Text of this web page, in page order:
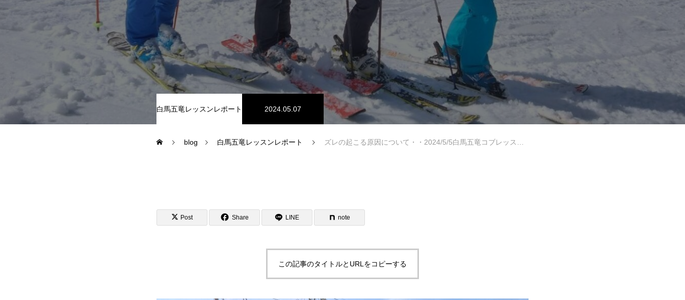
尾瀬岩鞍 鷲ヶ岳＆高鷲スノーパーク 宮城山形 岩手高原
レッスンテーマから選ぶ Lesson Theme
白馬五竜レッスンレポート 2024.05.07
blog 白馬五竜レッスンレポート ズレの起こる原因について・・2024/5/5白馬五竜コブレッスンレポート
Post Share LINE note
この記事のタイトルとURLをコピーする